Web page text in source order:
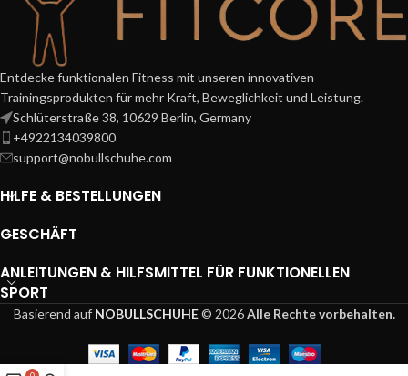
Entdecke funktionalen Fitness mit unseren innovativen
Trainingsprodukten für mehr Kraft, Beweglichkeit und Leistung.
Schlüterstraße 38, 10629 Berlin, Germany
+4922134039800
support@nobullschuhe.com
HILFE & BESTELLUNGEN
GESCHÄFT
ANLEITUNGEN & HILFSMITTEL FÜR FUNKTIONELLEN
SPORT
Basierend auf NOBULLSCHUHE© 2026Alle Rechte vorbehalten.